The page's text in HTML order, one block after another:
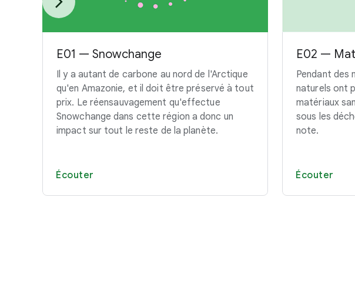
E01 — Snowchange
Il y a autant de carbone au nord de l'Arctique
qu'en Amazonie, et il doit être préservé à tout
prix. Le réensauvagement qu'effectue
Snowchange dans cette région a donc un
impact sur tout le reste de la planète.
Écouter
E02 —
Pendant des
naturels ont
matériaux
sous les
note.
Écouter